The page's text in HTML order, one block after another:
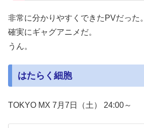
非常に分かりやすくできたPVだった。
確実にギャグアニメだ。
うん。
はたらく細胞
TOKYO MX 7月7日（土） 24:00～